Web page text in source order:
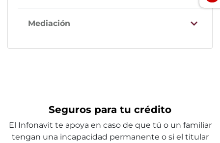
Mediación
Seguros para tu crédito
El Infonavit te apoya en caso de que tú o un familiar
tengan una incapacidad permanente o si el titular